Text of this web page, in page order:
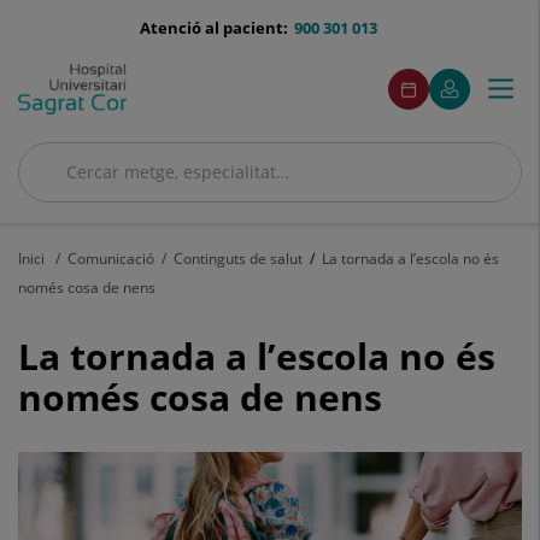
menu-
900 301 013
Atenció al pacient:
Cercar
Cercar
menuAcceso
Demaneu
cita
Aquest
enllaç
s'obrirà
una
El
meu
Aquest
enllaç
s'obrirà
una
finestra
Menú
Inici Comunicació Continguts de salut
La tornada a l’escola no és
només cosa de nens
La
tornada
l’escola
La tornada a l’escola no és
només cosa de nens